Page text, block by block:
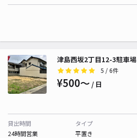
津島西坂2丁目12-3駐車場
5 / 6件
¥500〜 / 日
貸出時間
24時間営業
タイプ
平置き